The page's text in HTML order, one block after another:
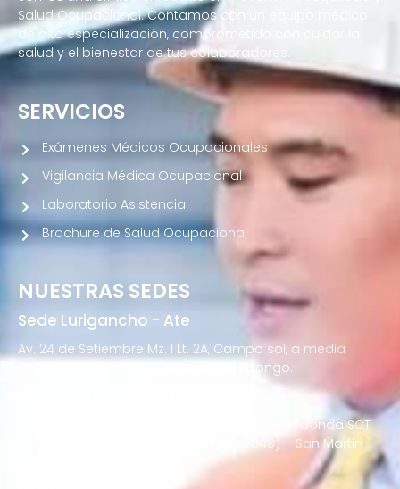
Salud Ocupacional. Contamos con un equipo médico
de alta especialización, comprometido con cuidar la
salud y el bienestar de tus colaboradores.
NUESTRAS SEDES
Sede Lurigancho - Ate
Av. 24 de Setiembre Mz. I Lt. 2A, Campo sol, a media
cuadra del Paradero Cabana, Carapongo.
Av. Francisco Bolognesi Nro. 101 Urb. Mesa Redonda SCT
02 (Esquina con Av. Gerardo Unger 7049) – San Martin
SERVICIOS
Exámenes Médicos Ocupacionales
Vigilancia Médica Ocupacional
Laboratorio Asistencial
Brochure de Salud Ocupacional